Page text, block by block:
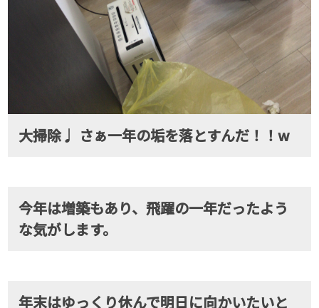
大掃除♩ さぁ一年の垢を落とすんだ！！w
今年は増築もあり、飛躍の一年だったよう
な気がします。
年末はゆっくり休んで明日に向かいたいと